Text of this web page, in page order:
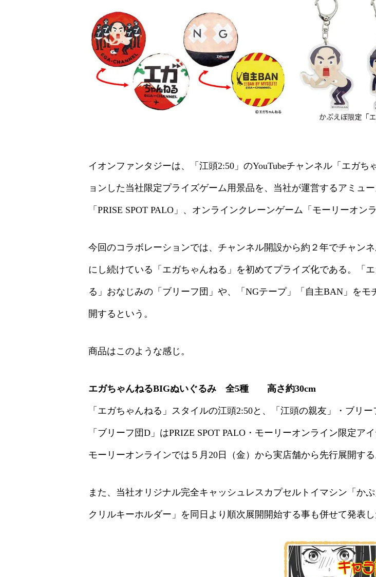
イオンファンタジーは、「江頭2:50」のYouTubeチャンネル「エガ
ョンした当社限定プライズゲーム用景品を、当社が運営するアミュ
「PRISE SPOT PALO」、オンラインクレーンゲーム「モーリーオン
今回のコラボレーションでは、チャンネル開設から約２年でチャン
にし続けている「エガちゃんねる」を初めてプライズ化である。「
る」おなじみの「ブリーフ団」や、「NGテープ」「自主BAN」を
開するという。
商品はこのような感じ。
エガちゃんねるBIGぬいぐるみ 全5種 高さ約30cm
「エガちゃんねる」スタイルの江頭2:50と、「江頭の親友」・ブリ
「ブリーフ団D」はPRIZE SPOT PALO・モーリーオンライン限定アイ
モーリーオンラインでは５月20日（金）から実店舗から先行展開する
また、当社オリジナル完全キャッシュレスカプセルトイマシン「か
クリルキーホルダー」を同日より順次展開開始する事も併せて発表し